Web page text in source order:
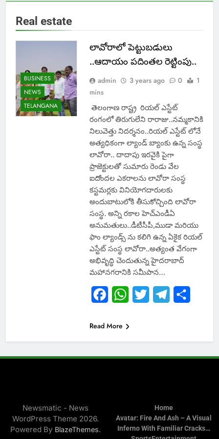
Real estate
BUSINESS
NEWS
TELANGANA
లావోరాలో పెట్టుబడులు
..ఆదాయం పదింతల రెట్టింపు..
admin 3 years ago 0
1
mins
తెలంగాణ రాష్ట్ర రియల్ ఎస్టేట్
రంగంలో తిరుగులేని రారాజు..నమ్మకానికి
నిలువెత్తు నిదర్శనం..రియల్ ఎస్టేట్ లోనే
అత్యధికంగా ల్యాండ్ బ్యాంకు ఉన్న సంస్థ
లావోరా.. దాదాపు ఇరవైకి పైగా
ప్రాజెక్టులతో సుమారు రెండు వేల
ఐదోందల ఎకరాలను లావోరా సంస్థ
కస్టమర్లకు వినియోగదారులకు
అందుబాటులోకి తీసుకోచ్చింది లావోరా
సంస్థ. అన్ని రకాల హెచ్ఎండీఏ
అనుమతులు..డీటీసీపీ,ముడా మరియు
ఫాం ల్యాండ్స్ ను కలిగి ఉన్న ఏకైక రియల్
ఎస్టేట్ సంస్థ లావోరా..అత్యంత వేగంగా
అభివృద్ధి చెందుతున్న హైదరాబాద్
మహానగరానికి సమీపాన…
FacebookWhatsApp
Twitter Telegram
Read More
Newsmatic - News
WordPress Theme 2026.
Powered By BlazeThemes.
Home
Avatar: Fire And Ash – A Visual
Inferno With Familiar Cracks…